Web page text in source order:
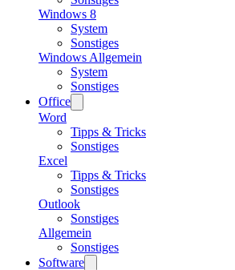
Windows 8
System
Sonstiges
Windows Allgemein
System
Sonstiges
Office
Word
Tipps & Tricks
Sonstiges
Excel
Tipps & Tricks
Sonstiges
Outlook
Sonstiges
Allgemein
Sonstiges
Software